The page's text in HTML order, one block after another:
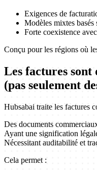
Exigences de
Modèles mixtes
Forte coexistence
Conçu pour les régions où
Les factures sont
(pas seulement
Hubsabai traite les factures
Des documents
Ayant une signification
Nécessitant auditabilité et
Cela permet :